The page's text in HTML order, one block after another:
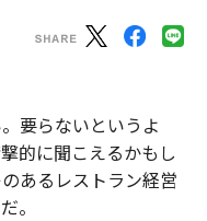
要らないというよ
的に聞こえるかもし
あるレストラン経営
。